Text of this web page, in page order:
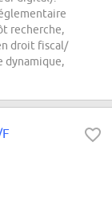
recherche,
droit fiscal/
dynamique,